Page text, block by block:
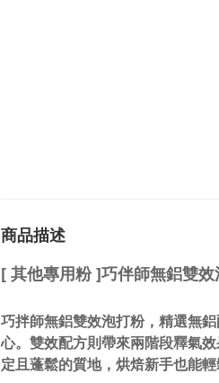
商品描述
[ 其他專用粉 ]巧伴師無鋁雙
巧拌師無鋁雙效泡打粉，精選無
心。雙效配方則帶來兩階段釋氣
定且蓬鬆的質地，烘焙新手也能輕